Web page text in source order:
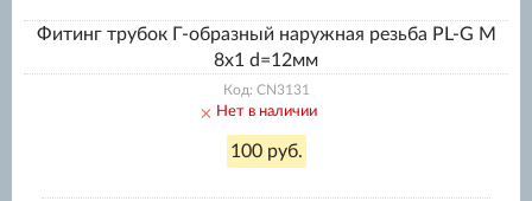
Фитинг трубок Г-образный наружная резьба PL-G M
8x1 d=12мм
Код: CN3131
Нет в наличии
100 руб.